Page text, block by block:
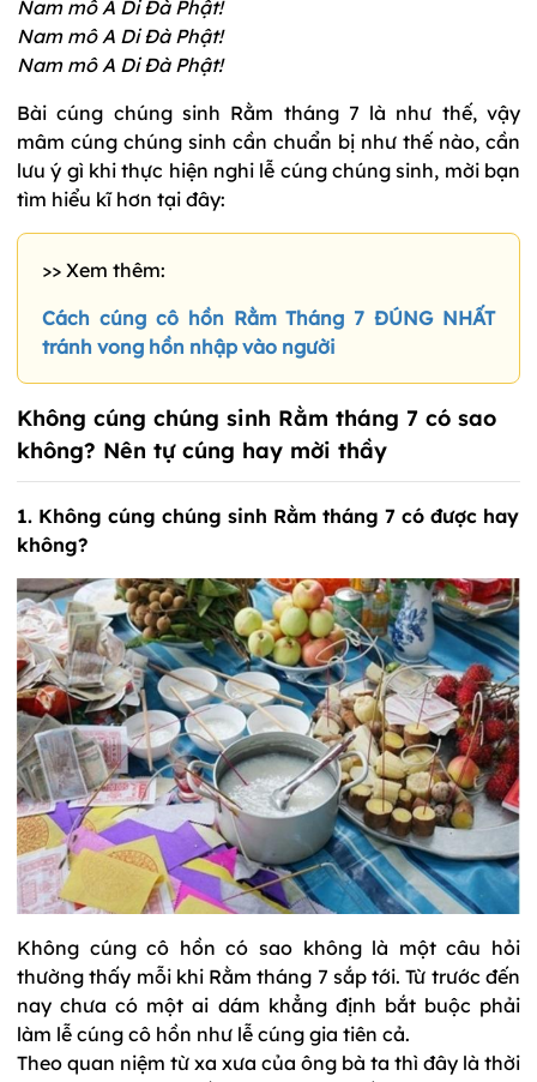
Nam mô A Di Đà Phật!
Nam mô A Di Đà Phật!
Nam mô A Di Đà Phật!
Bài cúng chúng sinh Rằm tháng 7 là như thế, vậy
mâm cúng chúng sinh cần chuẩn bị như thế nào, cần
lưu ý gì khi thực hiện nghi lễ cúng chúng sinh, mời bạn
tìm hiểu kĩ hơn tại đây:
>> Xem thêm:
Cách cúng cô hồn Rằm Tháng 7 ĐÚNG NHẤT
tránh vong hồn nhập vào người
Không cúng chúng sinh Rằm tháng 7 có sao
không? Nên tự cúng hay mời thầy
1. Không cúng chúng sinh Rằm tháng 7 có được hay
không?
Không cúng cô hồn có sao không là một câu hỏi
thường thấy mỗi khi Rằm tháng 7 sắp tới. Từ trước đến
nay chưa có một ai dám khẳng định bắt buộc phải
làm lễ cúng cô hồn như lễ cúng gia tiên cả.
Theo quan niệm từ xa xưa của ông bà ta thì đây là thời